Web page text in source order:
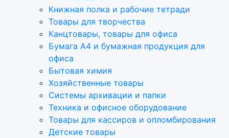
Книжная полка и рабочие тетради
Товары для творчества
Канцтовары, товары для офиса
Бумага А4 и бумажная продукция для
офиса
Бытовая химия
Хозяйственные товары
Системы архивации и папки
Техника и офисное оборудование
Товары для кассиров и опломбирования
Детские товары